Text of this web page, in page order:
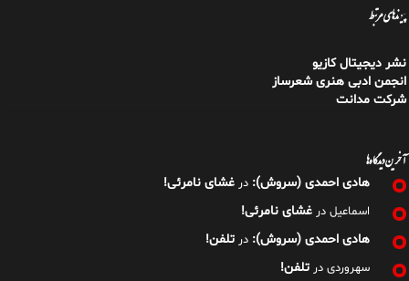
پیوندهای مرتبط
نشر دیجیتال کازیو
انجمن ادبی هنری شعرساز
شرکت مدانت
آخرین دیدگاه‌ها
هادی احمدی (سروش): در غشای نامرئی!
اسماعیل در غشای نامرئی!
هادی احمدی (سروش): در تلفن!
سهروردی در تلفن!